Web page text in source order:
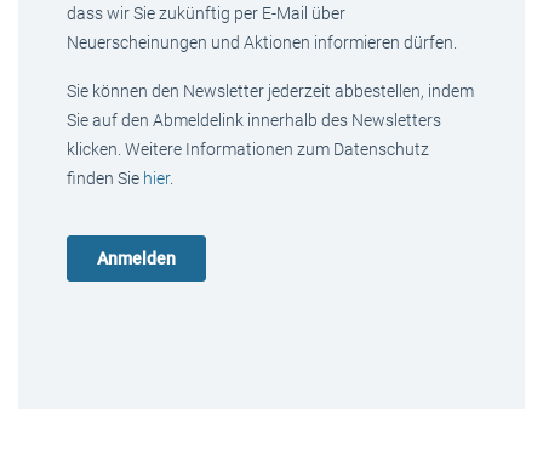
dass wir Sie zukünftig per E-Mail über
Neuerscheinungen und Aktionen informieren dürfen.
Sie können den Newsletter jederzeit abbestellen, indem
Sie auf den Abmeldelink innerhalb des Newsletters
klicken. Weitere Informationen zum Datenschutz
finden Sie hier.